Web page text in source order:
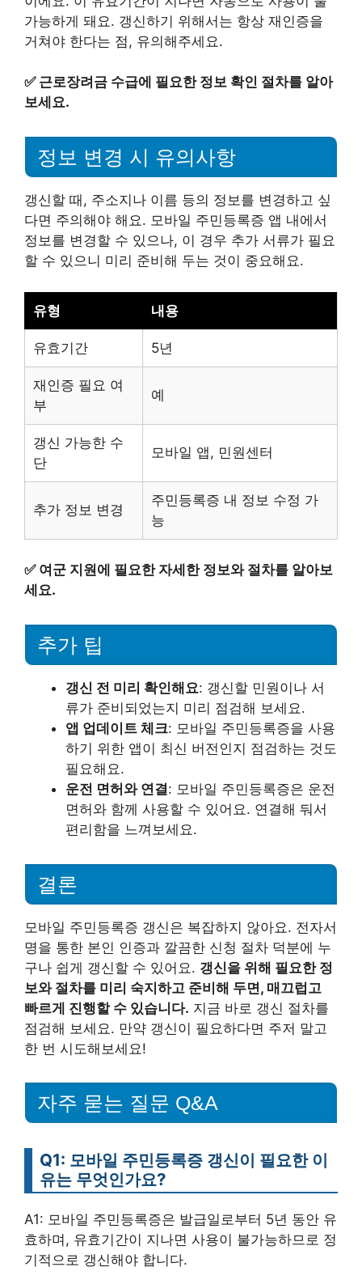
가능하게 돼요. 갱신하기 위해서는 항상 재인증을
거쳐야 한다는 점, 유의해주세요.
✅ 근로장려금 수급에 필요한 정보 확인 절차를 알아
보세요.
정보 변경 시 유의사항
갱신할 때, 주소지나 이름 등의 정보를 변경하고 싶
다면 주의해야 해요. 모바일 주민등록증 앱 내에서
정보를 변경할 수 있으나, 이 경우 추가 서류가 필요
할 수 있으니 미리 준비해 두는 것이 중요해요.
유형 내용
유효기간 5년
재인증 필요 여
부
예
갱신 가능한 수
단
모바일 앱, 민원센터
추가 정보 변경
주민등록증 내 정보 수정 가
능
✅ 여군 지원에 필요한 자세한 정보와 절차를 알아보
세요.
추가 팁
갱신 전 미리 확인해요: 갱신할 민원이나 서
류가 준비되었는지 미리 점검해 보세요.
앱 업데이트 체크: 모바일 주민등록증을 사용
하기 위한 앱이 최신 버전인지 점검하는 것도
필요해요.
운전 면허와 연결: 모바일 주민등록증은 운전
면허와 함께 사용할 수 있어요. 연결해 둬서
편리함을 느껴보세요.
결론
모바일 주민등록증 갱신은 복잡하지 않아요. 전자서
명을 통한 본인 인증과 깔끔한 신청 절차 덕분에 누
구나 쉽게 갱신할 수 있어요. 갱신을 위해 필요한 정
보와 절차를 미리 숙지하고 준비해 두면, 매끄럽고
빠르게 진행할 수 있습니다. 지금 바로 갱신 절차를
점검해 보세요. 만약 갱신이 필요하다면 주저 말고
한 번 시도해보세요!
자주 묻는 질문 Q&A
Q1: 모바일 주민등록증 갱신이 필요한 이
유는 무엇인가요?
A1: 모바일 주민등록증은 발급일로부터 5년 동안 유
효하며, 유효기간이 지나면 사용이 불가능하므로 정
기적으로 갱신해야 합니다.